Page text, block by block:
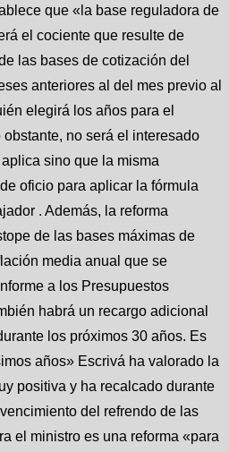
que «la base reguladora de
el cociente que resulte de
las bases de cotización del
anteriores al del mes previo al
elegirá los años para el
no será el interesado
sino que la misma
oficio para aplicar la fórmula
. Además, la reforma
de las bases máximas de
media anual que se
a los Presupuestos
habrá un recargo adicional
los próximos 30 años. Es
años» Escrivá ha valorado la
positiva y ha recalcado durante
del refrendo de las
el ministro es una reforma «para